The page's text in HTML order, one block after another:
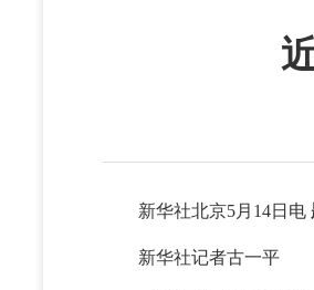
新华社北京5月14日电
新华社记者古一平